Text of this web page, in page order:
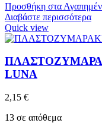
Προσθήκη στα
Διαβάστε περισσότερα
Quick view
LUNA
2,15 €
13 σε απόθεμα